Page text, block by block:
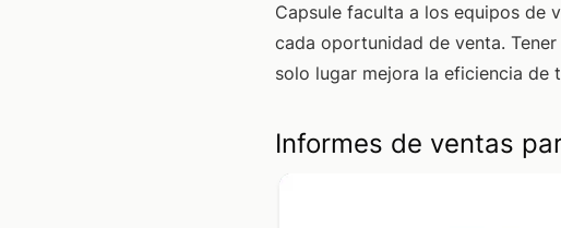
Capsule faculta a los equipos de
cada oportunidad de venta.
solo lugar mejora la eficiencia de
Informes de ventas